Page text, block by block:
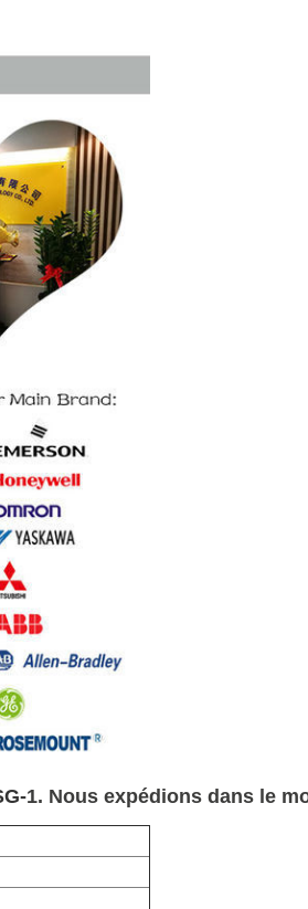
1. Nous expédions dans le